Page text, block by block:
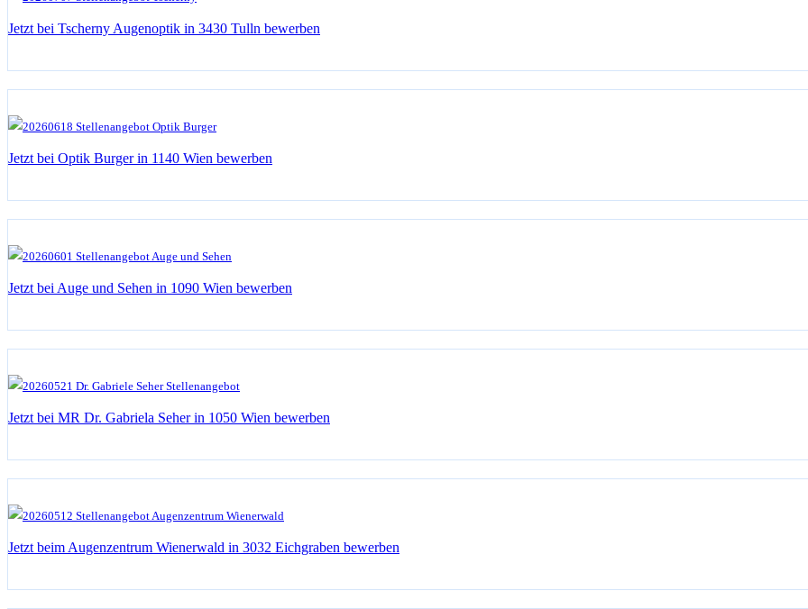
Jetzt bei Tscherny Augenoptik in 3430 Tulln bewerben
Jetzt bei Optik Burger in 1140 Wien bewerben
Jetzt bei Auge und Sehen in 1090 Wien bewerben
Jetzt bei MR Dr. Gabriela Seher in 1050 Wien bewerben
Jetzt beim Augenzentrum Wienerwald in 3032 Eichgraben bewerben